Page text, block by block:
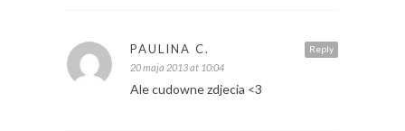
Reply
PAULINA C.
20 maja 2013 at 10:04
Ale cudowne zdjecia <3